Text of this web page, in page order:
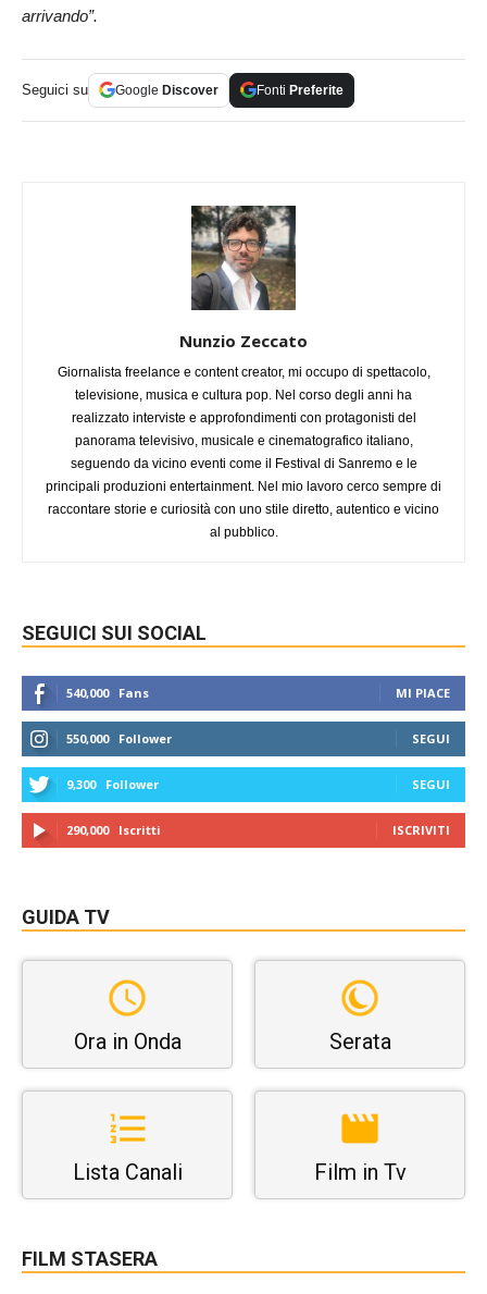
arrivando”.
Seguici su Google Discover Fonti Preferite
Nunzio Zeccato
Giornalista freelance e content creator, mi occupo di spettacolo,
televisione, musica e cultura pop. Nel corso degli anni ha
realizzato interviste e approfondimenti con protagonisti del
panorama televisivo, musicale e cinematografico italiano,
seguendo da vicino eventi come il Festival di Sanremo e le
principali produzioni entertainment. Nel mio lavoro cerco sempre di
raccontare storie e curiosità con uno stile diretto, autentico e vicino
al pubblico.
SEGUICI SUI SOCIAL
540,000 Fans MI PIACE
550,000 Follower SEGUI
9,300 Follower SEGUI
290,000 Iscritti ISCRIVITI
GUIDA TV
Ora in Onda Serata
Lista Canali Film in Tv
FILM STASERA